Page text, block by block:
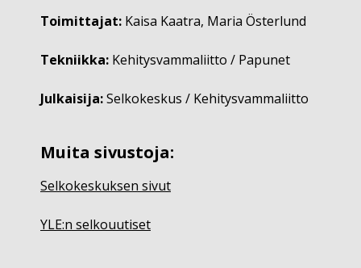
Toimittajat: Kaisa Kaatra, Maria Österlund
Tekniikka: Kehitysvammaliitto / Papunet
Julkaisija:Selkokeskus / Kehitysvammaliitto
Muita sivustoja:
Selkokeskuksen sivut
YLE:n selkouutiset